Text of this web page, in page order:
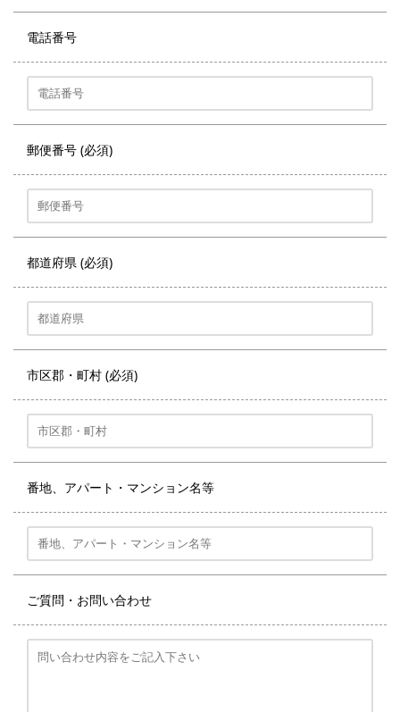
電話番号
郵便番号 (必須)
都道府県 (必須)
市区郡・町村 (必須)
番地、アパート・マンション名等
ご質問・お問い合わせ